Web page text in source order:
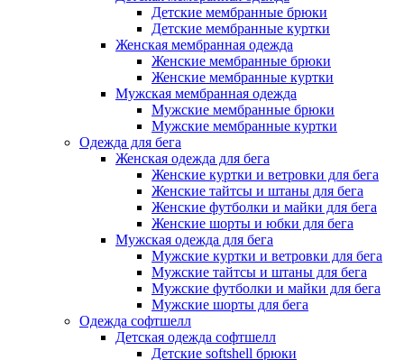
Детские мембранные брюки
Детские мембранные куртки
Женская мембранная одежда
Женские мембранные брюки
Женские мембранные куртки
Мужская мембранная одежда
Мужские мембранные брюки
Мужские мембранные куртки
Одежда для бега
Женская одежда для бега
Женские куртки и ветровки для бега
Женские тайтсы и штаны для бега
Женские футболки и майки для бега
Женские шорты и юбки для бега
Мужская одежда для бега
Мужские куртки и ветровки для бега
Мужские тайтсы и штаны для бега
Мужские футболки и майки для бега
Мужские шорты для бега
Одежда софтшелл
Детская одежда софтшелл
Детские softshell брюки